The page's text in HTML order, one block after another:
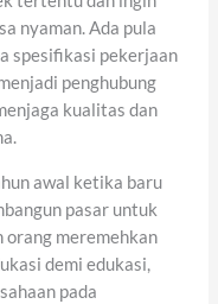
nyaman. Ada pula
spesifikasi pekerjaan
penghubung
kualitas dan
awal ketika baru
pasar untuk
orang meremehkan
demi edukasi,
pada